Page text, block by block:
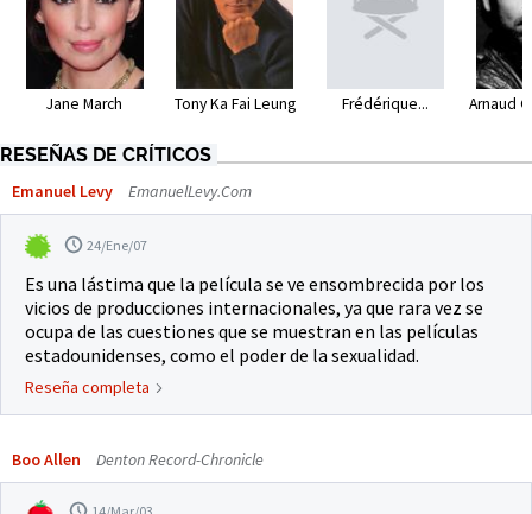
Jane March Tony Ka Fai Leung Frédérique... Arnaud
RESEÑAS DE CRÍTICOS
Emanuel Levy EmanuelLevy.Com
24/Ene/07
Es una lástima que la película se ve ensombrecida por los
vicios de producciones internacionales, ya que rara vez se
ocupa de las cuestiones que se muestran en las películas
estadounidenses, como el poder de la sexualidad.
Reseña completa
Boo Allen Denton Record-Chronicle